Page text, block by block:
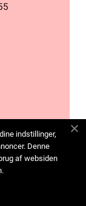
indstillinger,
Denne
af websiden